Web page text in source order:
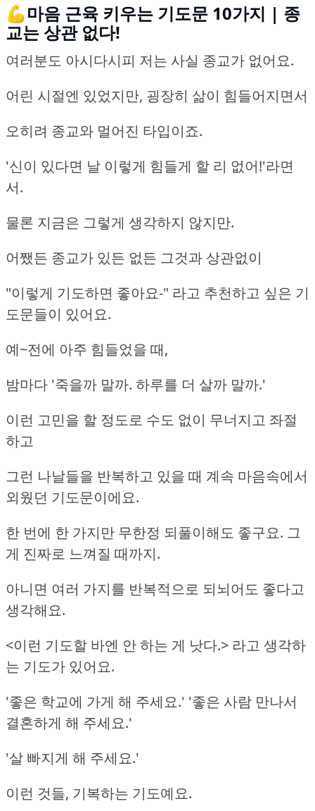
💪마음 근육 키우는 기도문 10가지 | 종
교는 상관 없다!
여러분도 아시다시피 저는 사실 종교가 없어요.
어린 시절엔 있었지만, 굉장히 삶이 힘들어지면서
오히려 종교와 멀어진 타입이죠.
'신이 있다면 날 이렇게 힘들게 할 리 없어!'라면
서.
물론 지금은 그렇게 생각하지 않지만.
어쨌든 종교가 있든 없든 그것과 상관없이
"이렇게 기도하면 좋아요-" 라고 추천하고 싶은 기
도문들이 있어요.
예~전에 아주 힘들었을 때,
밤마다 '죽을까 말까. 하루를 더 살까 말까.'
이런 고민을 할 정도로 수도 없이 무너지고 좌절
하고
그런 나날들을 반복하고 있을 때 계속 마음속에서
외웠던 기도문이에요.
한 번에 한 가지만 무한정 되풀이해도 좋구요. 그
게 진짜로 느껴질 때까지.
아니면 여러 가지를 반복적으로 되뇌어도 좋다고
생각해요.
<이런 기도할 바엔 안 하는 게 낫다.> 라고 생각하
는 기도가 있어요.
'좋은 학교에 가게 해 주세요.' '좋은 사람 만나서
결혼하게 해 주세요.'
'살 빠지게 해 주세요.'
이런 것들, 기복하는 기도예요.